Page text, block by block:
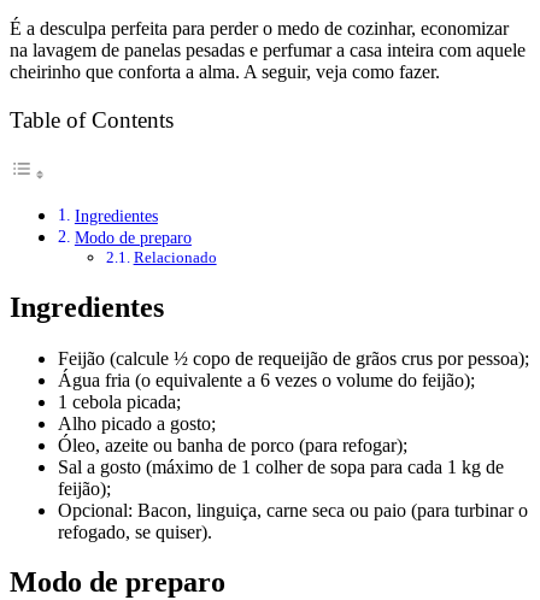
É a desculpa perfeita para perder o medo de cozinhar, economizar
na lavagem de panelas pesadas e perfumar a casa inteira com aquele
cheirinho que conforta a alma. A seguir, veja como fazer.
Table of Contents
Ingredientes
Modo de preparo
Relacionado
Ingredientes
Feijão (calcule ½ copo de requeijão de grãos crus por pessoa);
Água fria (o equivalente a 6 vezes o volume do feijão);
1 cebola picada;
Alho picado a gosto;
Óleo, azeite ou banha de porco (para refogar);
Sal a gosto (máximo de 1 colher de sopa para cada 1 kg de
feijão);
Opcional: Bacon, linguiça, carne seca ou paio (para turbinar o
refogado, se quiser).
Modo de preparo